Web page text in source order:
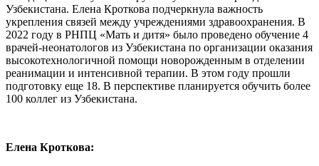
Узбекистана. Елена Кроткова подчеркнула важность
укрепления связей между учреждениями здравоохранения. В
2022 году в РНПЦ «Мать и дитя» было проведено обучение 4
врачей-неонатологов из Узбекистана по организации оказания
высокотехнологичной помощи новорожденным в отделении
реанимации и интенсивной терапии. В этом году прошли
подготовку еще 18. В перспективе планируется обучить более
100 коллег из Узбекистана.
Елена Кроткова: